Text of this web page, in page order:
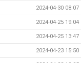
2024-04-30 08:07
2024-04-25 19:04
2024-04-25 13:47
2024-04-23 15:50